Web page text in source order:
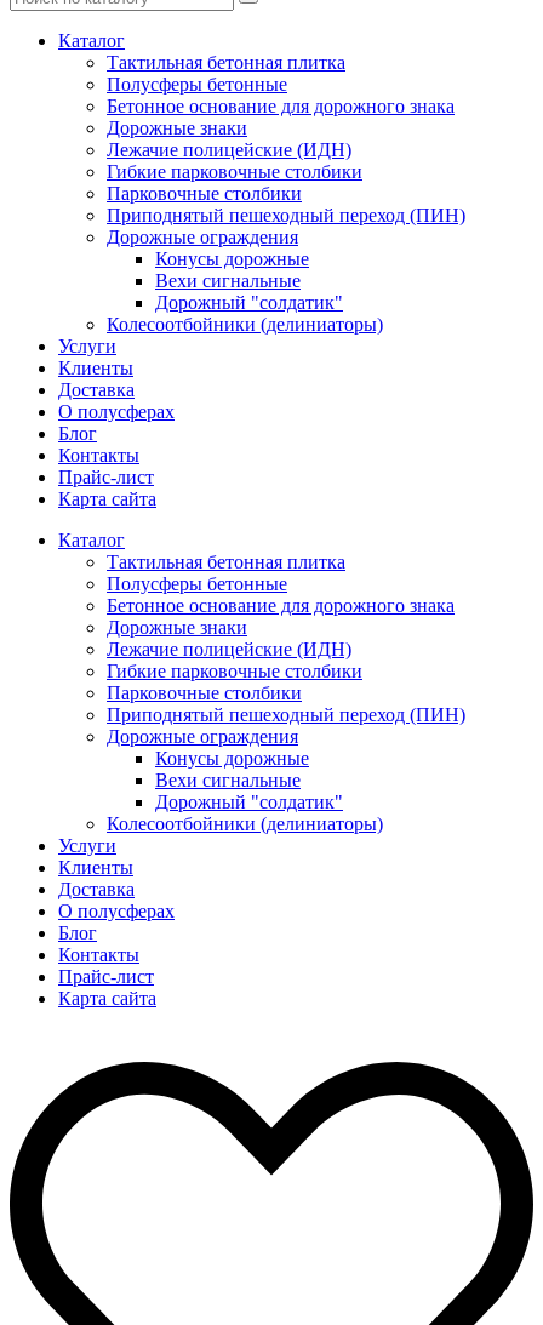
Каталог
Тактильная бетонная плитка
Полусферы бетонные
Бетонное основание для дорожного знака
Дорожные знаки
Лежачие полицейские (ИДН)
Гибкие парковочные столбики
Парковочные столбики
Приподнятый пешеходный переход (ПИН)
Дорожные ограждения
Конусы дорожные
Вехи сигнальные
Дорожный "солдатик"
Колесоотбойники (делиниаторы)
Услуги
Клиенты
Доставка
О полусферах
Блог
Контакты
Прайс-лист
Карта сайта
Каталог
Тактильная бетонная плитка
Полусферы бетонные
Бетонное основание для дорожного знака
Дорожные знаки
Лежачие полицейские (ИДН)
Гибкие парковочные столбики
Парковочные столбики
Приподнятый пешеходный переход (ПИН)
Дорожные ограждения
Конусы дорожные
Вехи сигнальные
Дорожный "солдатик"
Колесоотбойники (делиниаторы)
Услуги
Клиенты
Доставка
О полусферах
Блог
Контакты
Прайс-лист
Карта сайта